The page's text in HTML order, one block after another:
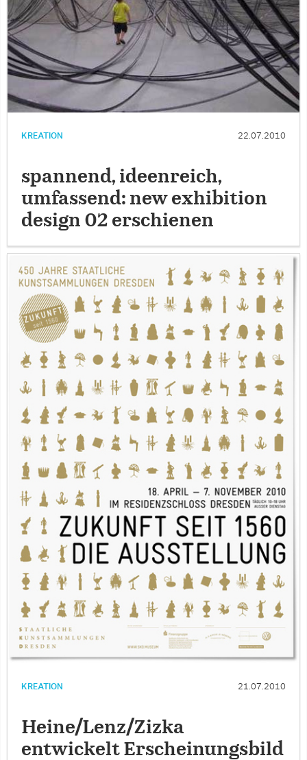
KREATION 22.07.2010
spannend, ideenreich,
umfassend: new exhibition
design 02 erschienen
KREATION 21.07.2010
Heine/Lenz/Zizka
entwickelt Erscheinungsbild